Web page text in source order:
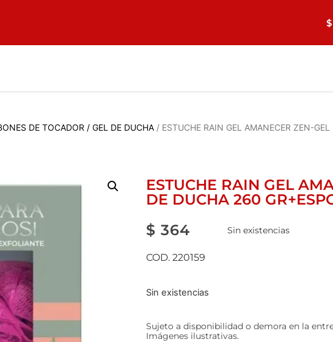
$
DE TOCADOR / GEL DE DUCHA / ESTUCHE RAIN GEL AMANECER ZEN-
ESTUCHE RAIN GEL
DE DUCHA 260
$ 364 Sin existencias
COD. 220159
Sin existencias
Sujeto a disponibilidad o demora en la
Imágenes ilustrativas.